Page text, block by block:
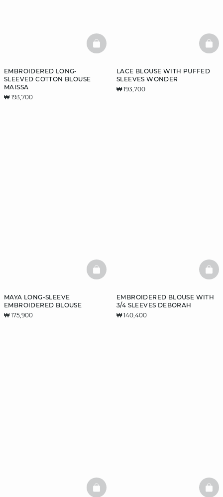
EMBROIDERED LONG-
SLEEVED COTTON BLOUSE
MAISSA
₩ 193,700
BASKETFULL
LACE BLOUSE WITH PUFFED
SLEEVES WONDER
₩ 193,700
MAYA LONG-SLEEVE
EMBROIDERED BLOUSE
₩ 175,900
BASKETFULL
EMBROIDERED BLOUSE WITH
3/4 SLEEVES DEBORAH
₩ 140,400
BASKETFULL